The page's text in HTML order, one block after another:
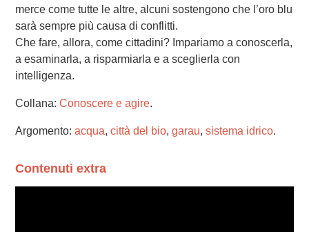
merce come tutte le altre, alcuni sostengono che l’oro blu
sarà sempre più causa di conflitti.
Che fare, allora, come cittadini? Impariamo a conoscerla,
a esaminarla, a risparmiarla e a sceglierla con
intelligenza.
Collana: Conoscere e agire.
Argomento: acqua, città del bio, garau, sistema idrico.
Contenuti extra